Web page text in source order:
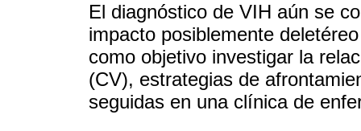
El diagnóstico de VIH aún se
impacto posiblemente
como objetivo investigar la
(CV), estrategias de
seguidas en una clínica de